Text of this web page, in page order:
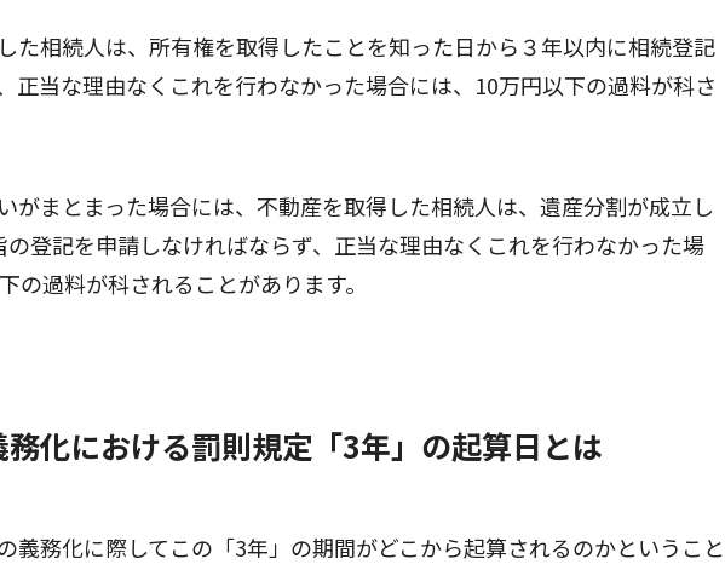
た相続人は、所有権を取得したことを知った日から３年以内に相続登記
正当な理由なくこれを行わなかった場合には、10万円以下の過料が科さ
がまとまった場合には、不動産を取得した相続人は、遺産分割が成立し
登記を申請しなければならず、正当な理由なくこれを行わなかった場
の過料が科されることがあります。
化における罰則規定「3年」の起算日とは
義務化に際してこの「3年」の期間がどこから起算されるのかということ